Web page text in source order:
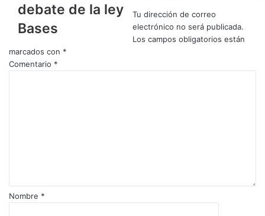
debate de la ley
Bases
Tu dirección de correo
electrónico no será publicada.
Los campos obligatorios están
marcados con *
Comentario *
Nombre *